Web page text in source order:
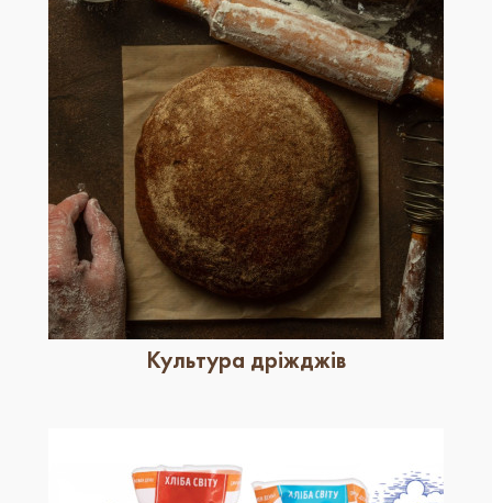
Культура дріжджів